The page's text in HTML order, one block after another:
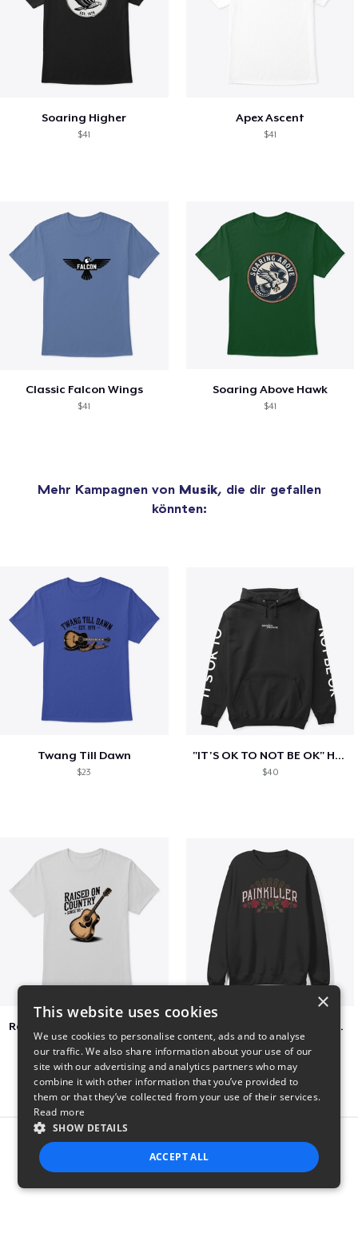
Soaring Higher
$41
Apex Ascent
$41
Classic Falcon Wings
$41
Soaring Above Hawk
$41
Mehr Kampagnen von Musik, die dir gefallen
könnten:
Twang Till Dawn
$23
"IT'S OK TO NOT BE OK" Hoodie (BP LOGO)
$40
Raised on Country Since 85 Jon Dretto "Painkiller" Merch Collection
Report this product
×
This website uses cookies
We use cookies to personalise content, ads and to analyse
our traffic. We also share information about your use of our
site with our advertising and analytics partners who may
combine it with other information that you’ve provided to
them or that they’ve collected from your use of their services.
Read more
SHOW DETAILS
ACCEPT ALL
STRICTLY NECESSARY PERFORMANCE